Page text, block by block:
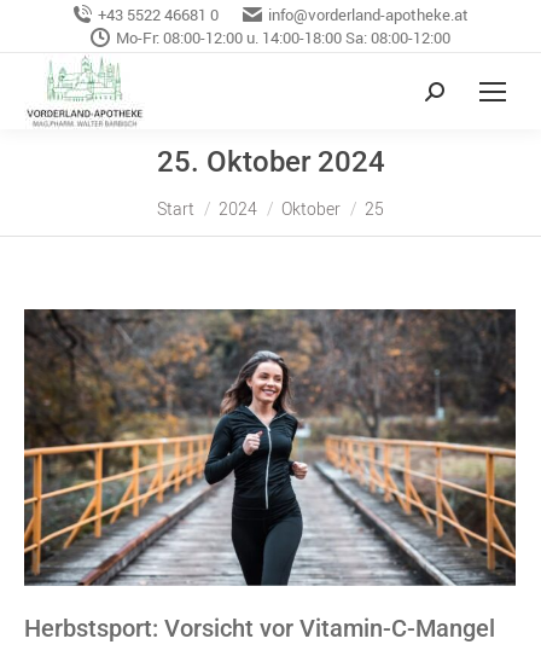
+43 5522 46681 0
info@vorderland-apotheke.at
Mo-Fr: 08:00-12:00 u. 14:00-18:00 Sa: 08:00-12:00
25. Oktober 2024
Sie befinden sich hier:
Start 2024 Oktober 25
Herbstsport: Vorsicht vor Vitamin-C-Mangel